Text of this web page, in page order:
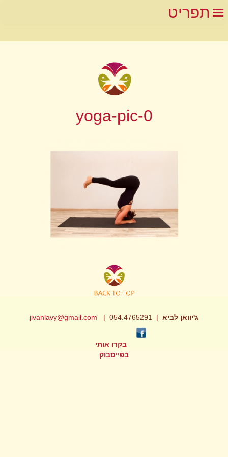
תפריט
yoga-pic-0
ג'יוואן לביא | 054.4765291 |
jivanlavy@gmail.com
בקרו אותי
בפייסבוק